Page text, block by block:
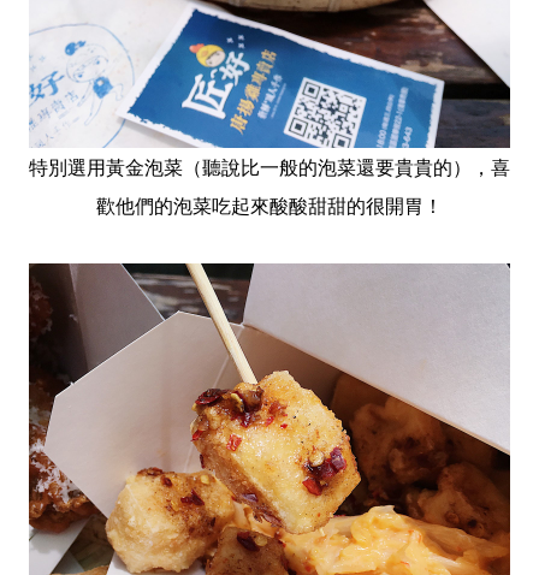
特別選用黃金泡菜（聽說比一般的泡菜還要貴貴的），喜
歡他們的泡菜吃起來酸酸甜甜的很開胃！